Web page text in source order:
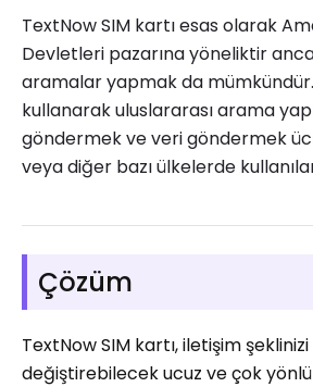
TextNow SIM kartı esas olarak
Devletleri pazarına yöneliktir
aramalar yapmak da
kullanarak uluslararası arama
göndermek ve veri göndermek
veya diğer bazı ülkelerde
Çözüm
TextNow SIM kartı, iletişim
değiştirebilecek ucuz ve çok